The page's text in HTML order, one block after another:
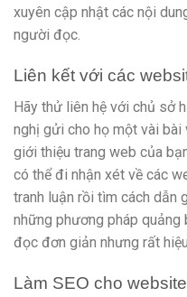
xuyên cập nhật các nội
người đọc.
Liên kết với các
Hãy thử liên hệ với chủ sở
nghị gửi cho họ một vài
giới thiệu trang web của
có thể đi nhận xét về các
tranh luận rồi tìm cách dẫn
những phương pháp quảng
đọc đơn giản nhưng rất
Làm SEO cho website